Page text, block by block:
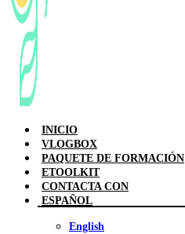
INICIO
VLOGBOX
PAQUETE DE FORMACIÓN
ETOOLKIT
CONTACTA CON
ESPAÑOL
English